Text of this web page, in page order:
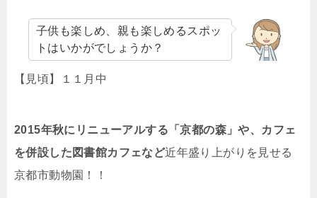
子供も楽しめ、親も楽しめるスポッ
トはいかがでしょうか？
【見頃】１１月中
2015年秋にリニューアルする「京都の森」や、
カフェ
を併設した図書館カフェなど近年盛り上がりを見せる
京都市動物園！！